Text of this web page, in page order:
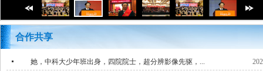
合作共享
她，中科大少年班出身，四院院士，超分辨影像先驱，...